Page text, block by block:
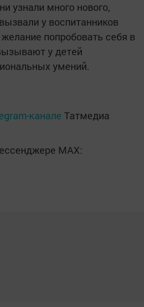
узнали много нового,
у воспитанников
попробовать себя в
у детей
умений.
канале Татмедиа
MАХ: